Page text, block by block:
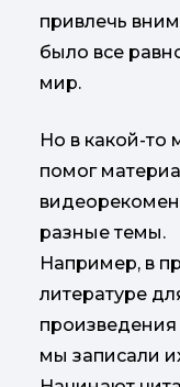
привлечь
было все
мир.
Но в какой-то
помог
разные темы.
Например, в
литературе
мы записали